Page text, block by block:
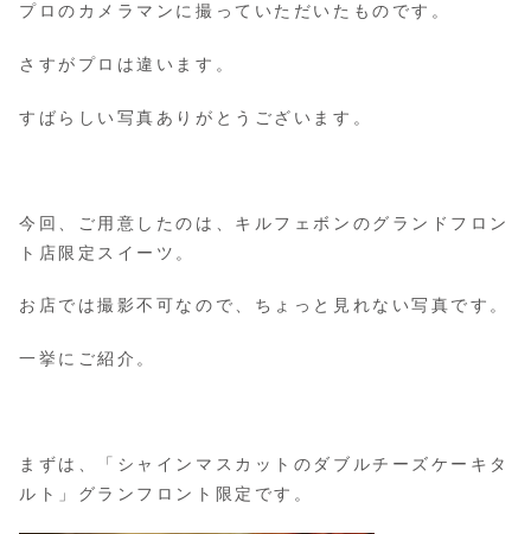
プロのカメラマンに撮っていただいたものです。
さすがプロは違います。
すばらしい写真ありがとうございます。
今回、ご用意したのは、キルフェボンのグランドフロン
ト店限定スイーツ。
お店では撮影不可なので、ちょっと見れない写真です。
一挙にご紹介。
まずは、「シャインマスカットのダブルチーズケーキタ
ルト」グランフロント限定です。